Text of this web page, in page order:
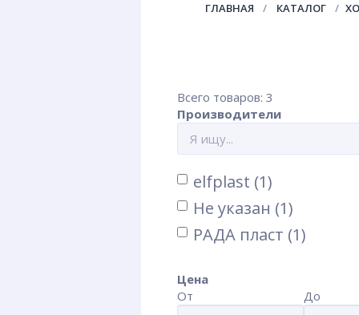
ГЛАВНАЯ КАТАЛОГ
Всего товаров: 3
Производители
elfplast (1)
Не указан (1)
РАДА пласт (1)
Цена
От
До